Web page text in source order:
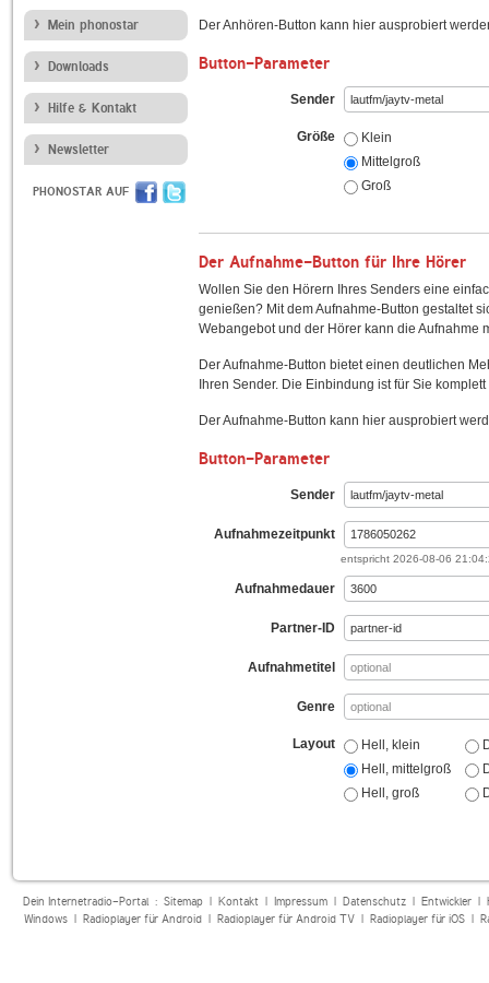
Mein phonostar
Downloads
Hilfe & Kontakt
Newsletter
PHONOSTAR AUF
Der Anhören-Button kann hier ausprobiert
Button-Parameter
Sender
Größe
Klein
Mittelgroß
Groß
Der Aufnahme-Button für Ihre Hörer
Wollen Sie den Hörern Ihres Senders eine
genießen? Mit dem Aufnahme-Button gestaltet
Webangebot und der Hörer kann die Aufnahme
Der Aufnahme-Button bietet einen deutlichen
Ihren Sender. Die Einbindung ist für Sie
Der Aufnahme-Button kann hier ausprobiert
Button-Parameter
Sender
Aufnahmezeitpunkt
entspricht 2026-08-06
Aufnahmedauer
Partner-ID
Aufnahmetitel
Genre
Layout
Hell, klein
Hell, mittelgroß
Hell, groß
Dein Internetradio-Portal : Sitemap| Kontakt| Impressum| Datenschutz| Entwickler|
Windows| Radioplayer für Android| Radioplayer für Android TV| Radioplayer für iOS|